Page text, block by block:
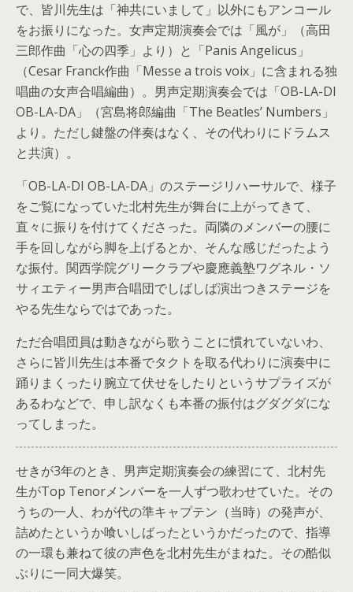
で、皆川先生は「神共にいまして」以外にもアンコール
をお振りになった。女声定期演奏会では「風が」（高田
三郎作曲「心の四季」より）と「Panis Angelicus」
（Cesar Franck作曲「Messe a trois voix」に含まれる独
唱曲の女声合唱編曲）。男声定期演奏会では「OB-LA-DI
OB-LA-DA」（宮島将郎編曲「The Beatles’ Numbers」
より。ただし鍵盤の伴奏はなく、その代わりにドラムス
と共演）。
「OB-LA-DI OB-LA-DA」のステージリハーサルで、様子
をご覧になっていた北村先生が舞台に上がってきて、
直々に振りを付けてくださった。両隣のメンバーの腰に
手を回しながら脚を上げるとか、そんな感じだったよう
な振付。関西学院グリークラブや慶應義塾ワグネル・ソ
サィエティー男声合唱団でしばしば演出つきステージを
やる先生ならではであった。
ただ合唱団員は動きながら歌うことに慣れていないわ、
さらに皆川先生は本番でタクトを取る代わりに演奏中に
踊りまくったり腕立て伏せをしたりというサプライズが
あるわなどで、申し訳なくも本番の振付はグダグダにな
ってしまった。
せきが3年のとき、男声定期演奏会の練習にて、北村先
生がTop Tenorメンバーを一人ずつ歌わせていた。その
うちの一人、わが代の準キャプテン（当時）の発声が、
詰めたというか喰いしばったというかだったので、指導
の一環も兼ねて彼の声色を北村先生がまねた。その酷似
ぶりに一同大爆笑。